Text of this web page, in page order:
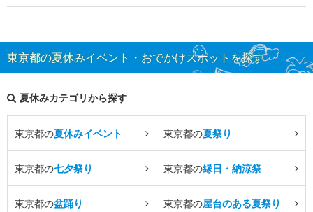
東京都の夏休みイベント・おでかけスポットを探す
夏休みカテゴリから探す
東京都の夏休みイベント 東京都の夏祭り
東京都の七夕祭り 東京都の縁日・納涼祭
東京都の盆踊り 東京都の屋台のある夏祭り